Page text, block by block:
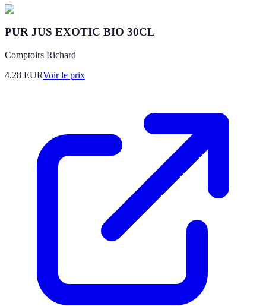
PUR JUS EXOTIC BIO 30CL
Comptoirs Richard
4.28 EURVoir le prix